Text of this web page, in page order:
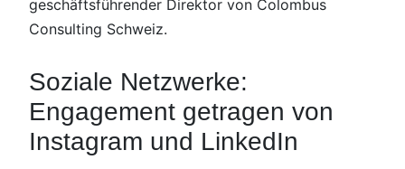
geschäftsführender Direktor von Colombus
Consulting Schweiz.
Soziale Netzwerke:
Engagement getragen von
Instagram und LinkedIn